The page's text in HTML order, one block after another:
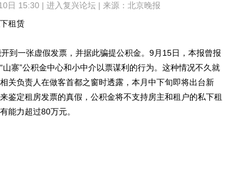
日 15:30 | 进入复兴论坛| 来源：北京晚报
租赁
一张虚假发票，并据此骗提公积金。9月15日，本报曾报
寨”公积金中心和小中介以票谋利的行为。这种情况不久就
关负责人在做客首都之窗时透露，本月中下旬即将出台新
鉴定租房发票的真假，公积金将不支持房主和租户的私下租
能力超过80万元。